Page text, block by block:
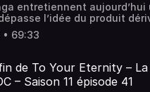
entretiennent aujourd’hui
l’idée du produit
One Piece se placent dans
à collectionner, leur
Couv’ – #5DC – Saison 11
sur La 5e de Couv' -
du manga !.
69:33
de To Your Eternity – La
– Saison 11 épisode 41